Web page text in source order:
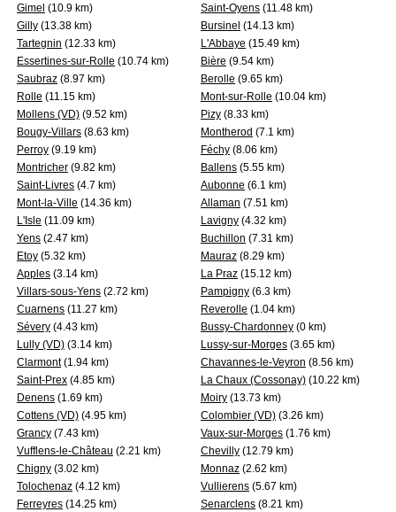
Gimel (10.9 km) Saint-Oyens (11.48 km)
Gilly (13.38 km) Bursinel (14.13 km)
Tartegnin (12.33 km) L'Abbaye (15.49 km)
Essertines-sur-Rolle (10.74 km) Bière (9.54 km)
Saubraz (8.97 km) Berolle (9.65 km)
Rolle (11.15 km) Mont-sur-Rolle (10.04 km)
Mollens (VD) (9.52 km) Pizy (8.33 km)
Bougy-Villars (8.63 km) Montherod (7.1 km)
Perroy (9.19 km) Féchy (8.06 km)
Montricher (9.82 km) Ballens (5.55 km)
Saint-Livres (4.7 km) Aubonne (6.1 km)
Mont-la-Ville (14.36 km) Allaman (7.51 km)
L'Isle (11.09 km) Lavigny (4.32 km)
Yens (2.47 km) Buchillon (7.31 km)
Etoy (5.32 km) Mauraz (8.29 km)
Apples (3.14 km) La Praz (15.12 km)
Villars-sous-Yens (2.72 km) Pampigny (6.3 km)
Cuarnens (11.27 km) Reverolle (1.04 km)
Sévery (4.43 km) Bussy-Chardonney (0 km)
Lully (VD) (3.14 km) Lussy-sur-Morges (3.65 km)
Clarmont(1.94 km) Chavannes-le-Veyron (8.56 km)
Saint-Prex (4.85 km) La Chaux (Cossonay) (10.22 km)
Denens (1.69 km) Moiry (13.73 km)
Cottens (VD) (4.95 km) Colombier (VD) (3.26 km)
Grancy (7.43 km) Vaux-sur-Morges (1.76 km)
Vufflens-le-Château (2.21 km) Chevilly (12.79 km)
Chigny (3.02 km) Monnaz (2.62 km)
Tolochenaz (4.12 km) Vullierens (5.67 km)
Ferreyres (14.25 km) Senarclens (8.21 km)